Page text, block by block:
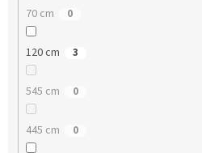
70 cm 0
120 cm 3
545 cm 0
445 cm 0